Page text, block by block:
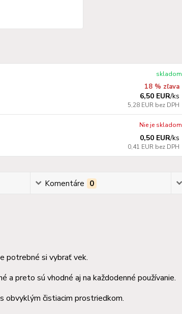
18 % zľava
6,50 EUR/ks
5,28 EUR bez DPH
skladom
0,50 EUR/ks
0,41 EUR bez DPH
Nie je skladom
Komentáre 0
potrebné si vybrať vek.
a preto sú vhodné aj na každodenné používanie.
obvyklým čistiacim prostriedkom.